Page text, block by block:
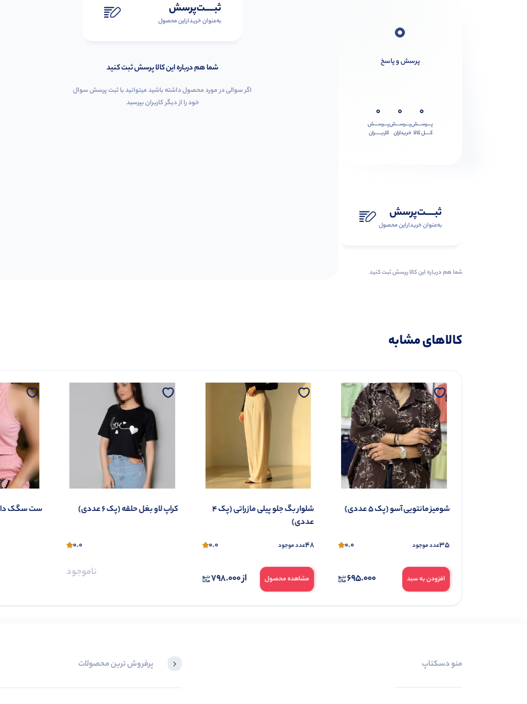
0
پرسش و پاسخ
0
پـــرســـش
کــــل کالا
0
پـــرســـش
خریداران
0
پـــرســـش
کاربـــــران
ثبـــــت‌پرسش
به‌عنوان ‌خریدار‌این‌ محصول
شما هم درباره این کالا پرسش ثبت کنید
ثبـــــت‌پرسش
به‌عنوان ‌خریدار‌این‌ محصول
شما هم درباره این کالا پرسش ثبت کنید
اگر سوالی در مورد محصول داشته باشید میتوانید با ثبت پرسش سوال
خود را از دیگر کاربران بپرسید
کالاهای مشابه
شومیز مانتویی آسو (پک 5 عددی)
35عدد موجود 0.0
افزودن به سبد 695.000
شلوار بگ جلو پیلی مازراتی (پک 4
عددی)
48عدد موجود 0.0
مشاهده محصول از798.000
کراپ لاو بغل حلقه (پک 6 عددی)
0.0
ناموجود
ست سگک دار (پک
منو دسکتاپ پرفروش ترین محصولات